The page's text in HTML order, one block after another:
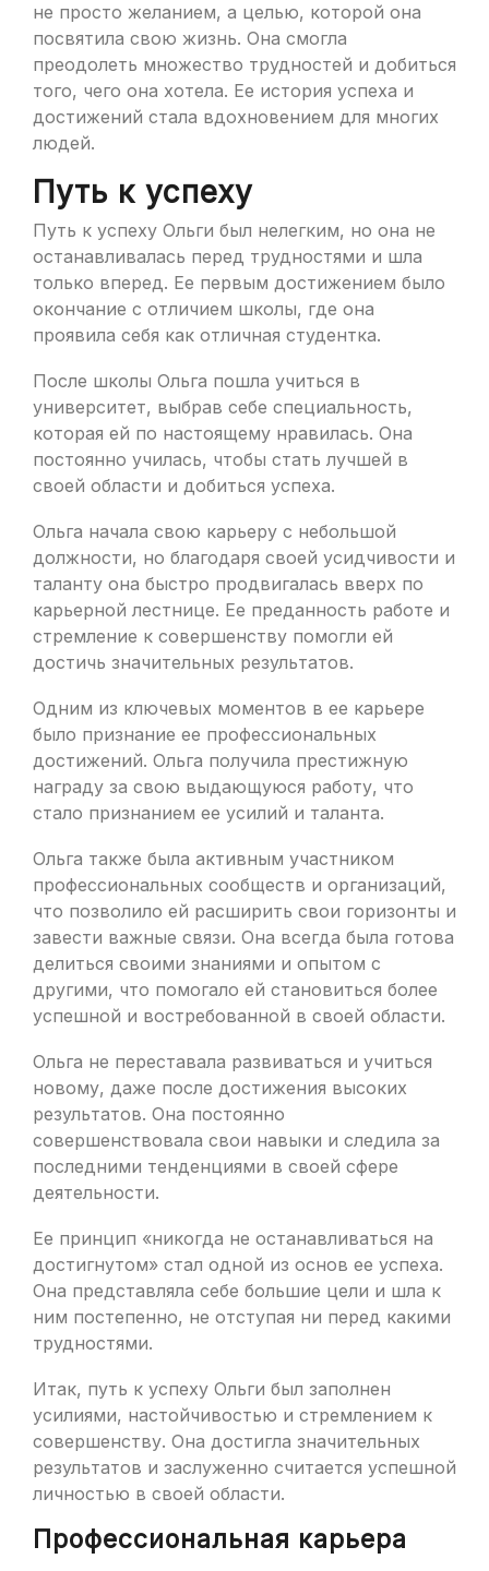
не просто желанием, а целью, которой она
посвятила свою жизнь. Она смогла
преодолеть множество трудностей и добиться
того, чего она хотела. Ее история успеха и
достижений стала вдохновением для многих
людей.
Путь к успеху
Путь к успеху Ольги был нелегким, но она не
останавливалась перед трудностями и шла
только вперед. Ее первым достижением было
окончание с отличием школы, где она
проявила себя как отличная студентка.
После школы Ольга пошла учиться в
университет, выбрав себе специальность,
которая ей по настоящему нравилась. Она
постоянно училась, чтобы стать лучшей в
своей области и добиться успеха.
Ольга начала свою карьеру с небольшой
должности, но благодаря своей усидчивости и
таланту она быстро продвигалась вверх по
карьерной лестнице. Ее преданность работе и
стремление к совершенству помогли ей
достичь значительных результатов.
Одним из ключевых моментов в ее карьере
было признание ее профессиональных
достижений. Ольга получила престижную
награду за свою выдающуюся работу, что
стало признанием ее усилий и таланта.
Ольга также была активным участником
профессиональных сообществ и организаций,
что позволило ей расширить свои горизонты и
завести важные связи. Она всегда была готова
делиться своими знаниями и опытом с
другими, что помогало ей становиться более
успешной и востребованной в своей области.
Ольга не переставала развиваться и учиться
новому, даже после достижения высоких
результатов. Она постоянно
совершенствовала свои навыки и следила за
последними тенденциями в своей сфере
деятельности.
Ее принцип «никогда не останавливаться на
достигнутом» стал одной из основ ее успеха.
Она представляла себе большие цели и шла к
ним постепенно, не отступая ни перед какими
трудностями.
Итак, путь к успеху Ольги был заполнен
усилиями, настойчивостью и стремлением к
совершенству. Она достигла значительных
результатов и заслуженно считается успешной
личностью в своей области.
Профессиональная карьера